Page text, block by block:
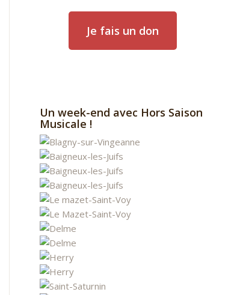
Je fais un don
Un week-end avec Hors Saison
Musicale !